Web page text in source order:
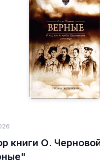
книги О.